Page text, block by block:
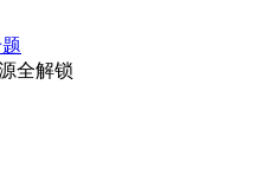
全解锁